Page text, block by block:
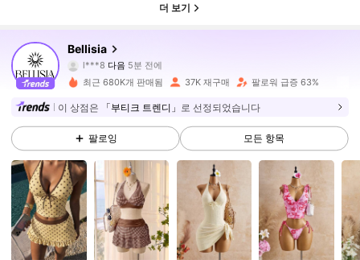
더 보기
Bellisia
n***e 가 탐색 중입니다
4.78
116K 팔로워
4.78 116K 팔로워
4.78 116K 팔로워
4.78 116K 팔로워
최근 680K개 판매됨 37K 재구매 팔로워 급증 63%
이 상점은 「부티크 트렌디」 로 선정되었습니다
팔로잉 모든 항목